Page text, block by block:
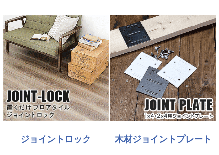
ジョイントロック 木材ジョイントプレート